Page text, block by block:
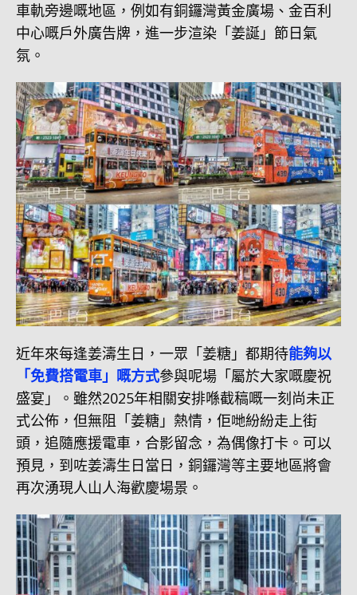
車軌旁邊嘅地區，例如有銅鑼灣黃金廣場、金百利
中心嘅戶外廣告牌，進一步渲染「姜誕」節日氣
氛。
近年來每逢姜濤生日，一眾「姜糖」都期待能夠以
「免費搭電車」嘅方式參與呢場「屬於大家嘅慶祝
盛宴」。雖然2025年相關安排喺截稿嘅一刻尚未正
式公佈，但無阻「姜糖」熱情，佢哋紛紛走上街
頭，追隨應援電車，合影留念，為偶像打卡。可以
預見，到咗姜濤生日當日，銅鑼灣等主要地區將會
再次湧現人山人海歡慶場景。